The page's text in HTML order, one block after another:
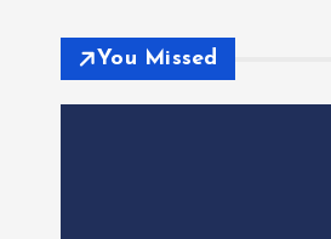
You Missed